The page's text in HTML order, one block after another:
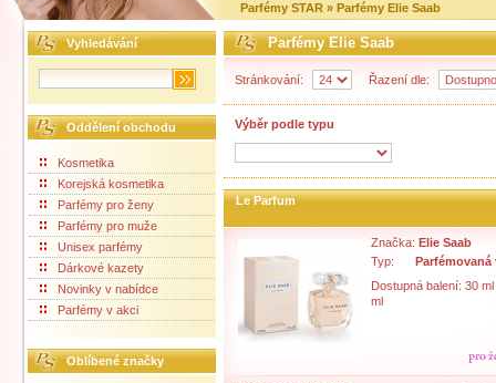
Parfémy STAR » Parfémy Elie Saab
Vyhledávání
Oddělení obchodu
Kosmetika
Korejská kosmetika
Parfémy pro ženy
Parfémy pro muže
Unisex parfémy
Dárkové kazety
Novinky v nabídce
Parfémy v akci
Oblíbené značky
Parfémy Elie Saab
Stránkování: Řazení dle:
Výběr podle typu
Le Parfum
Značka: Elie Saab
Typ:
Parfémovaná
Dostupná balení: 30
ml